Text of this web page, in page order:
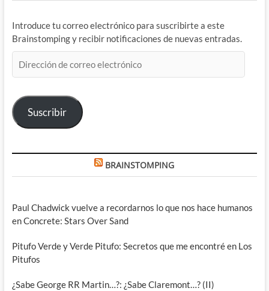
Introduce tu correo electrónico para suscribirte a este
Brainstomping y recibir notificaciones de nuevas entradas.
de
electrónico
Suscribir
BRAINSTOMPING
Paul Chadwick vuelve a recordarnos lo que nos hace humanos
en Concrete: Stars Over Sand
Pitufo Verde y Verde Pitufo: Secretos que me encontré en Los
Pitufos
¿Sabe George RR Martin…?: ¿Sabe Claremont…? (II)